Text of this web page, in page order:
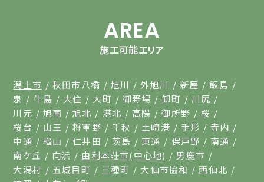
AREA
施工可能エリア
潟上市 秋田市八橋 旭川 外旭川 新屋
飯島
泉
牛島 大住 大町 御野場 卸町
川尻
川元
旭南 旭北 港北 高陽 御所野
桜
桜台
山王 将軍野 千秋 土崎港 手形
寺内
中通
楢山 仁井田 茨島 東通 保戸野
南通
南ケ丘
向浜 由利本荘市(中心地)
男鹿市
大潟村
五城目町 三種町 大仙市協和
西仙北